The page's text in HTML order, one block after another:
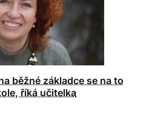
běžné základce se na to
říká učitelka